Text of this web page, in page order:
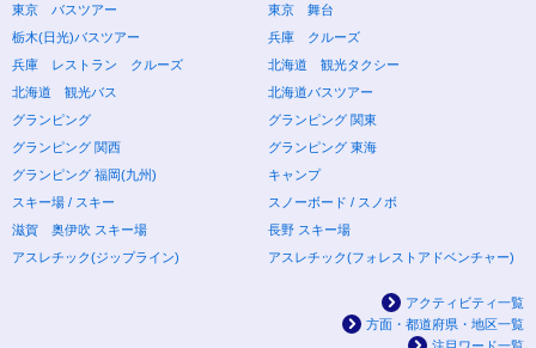
東京 バスツアー
東京 舞台
栃木(日光)バスツアー
兵庫 クルーズ
兵庫 レストラン クルーズ
北海道 観光タクシー
北海道 観光バス
北海道バスツアー
グランピング
グランピング 関東
グランピング 関西
グランピング 東海
グランピング 福岡(九州)
キャンプ
スキー場 / スキー
スノーボード / スノボ
滋賀 奥伊吹 スキー場
長野 スキー場
アスレチック(ジップライン)
アスレチック(フォレストアドベンチャー)
アクティビティ一覧
方面・都道府県・地区一覧
注目ワード一覧